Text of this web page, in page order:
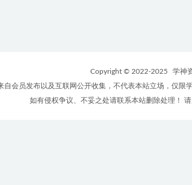
Copyright © 2022-2025 学神
自会员发布以及互联网公开收集，不代表本站立场，仅限
如有侵权争议、不妥之处请联系本站删除处理！